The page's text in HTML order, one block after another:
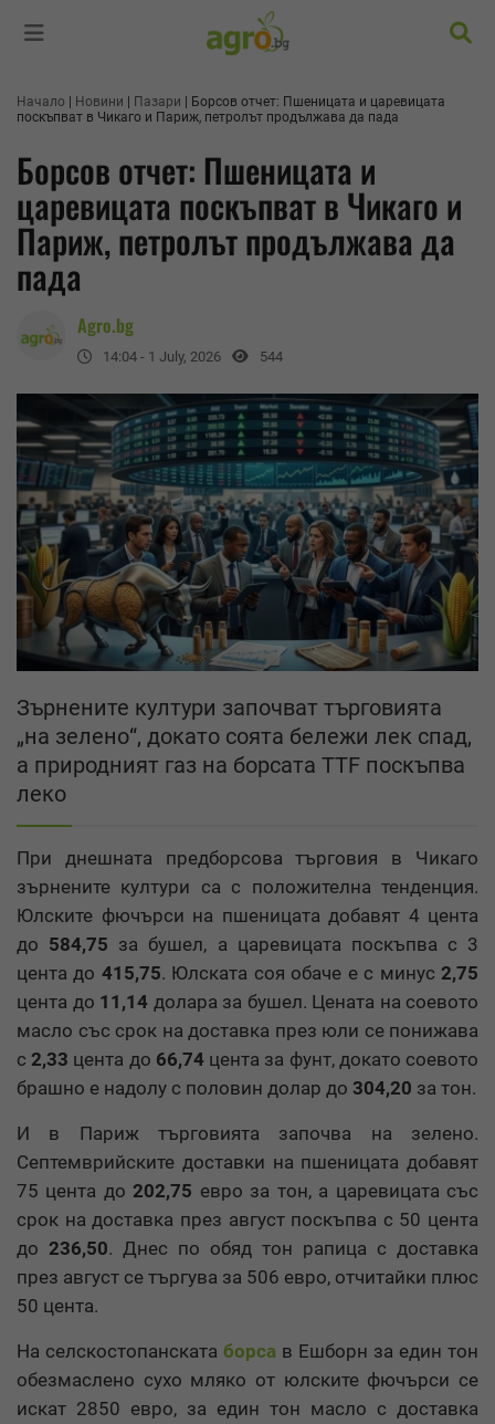
Начало Новини Пазари
Борсов отчет: Пшеницата и царевицата
поскъпват в Чикаго и Париж, петролът продължава да пада
Борсов отчет: Пшеницата и
царевицата поскъпват в Чикаго и
Париж, петролът продължава да
пада
Agro.bg
14:04 - 1 July, 2026 544
Зърнените култури започват търговията
„на зелено“, докато соята бележи лек спад,
а природният газ на борсата TTF поскъпва
леко
При днешната предборсова търговия в Чикаго
зърнените култури са с положителна тенденция.
Юлските фючърси на пшеницата добавят 4 цента
до 584,75 за бушел, а царевицата поскъпва с 3
цента до 415,75. Юлската соя обаче е с минус2,75
цента до 11,14 долара за бушел. Цената на соевото
масло със срок на доставка през юли се понижава
с2,33 цента до 66,74цента за фунт, докато соевото
брашно е надолу с половин долар до 304,20 за тон.
И в Париж търговията започва на зелено.
Септемврийските доставки на пшеницата добавят
75 цента до202,75 евро за тон, а царевицата със
срок на доставка през август поскъпва с 50 цента
до 236,50. Днес по обяд тон рапица с доставка
през август се търгува за 506 евро, отчитайки плюс
50 цента.
На селскостопанската борса в Ешборн за един тон
обезмаслено сухо мляко от юлските фючърси се
искат 2850 евро, за един тон масло с доставка